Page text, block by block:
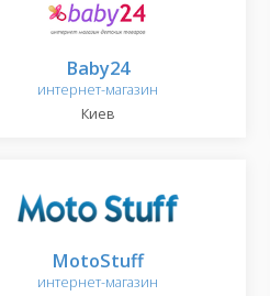
Baby24
интернет-магазин
Киев
MotoStuff
интернет-магазин